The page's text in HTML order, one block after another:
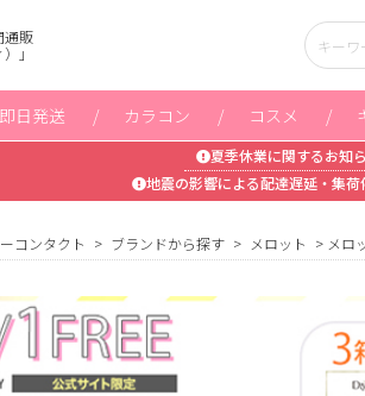
通販
」
即日発送 カラコン コスメ
夏季休業に関するお知
地震の影響による配達遅延・集荷
コンタクト ブランドから探す メロット メロ